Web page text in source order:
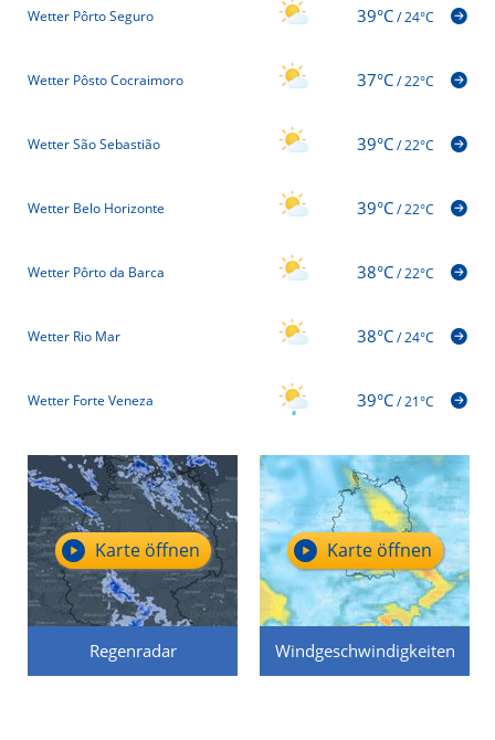
Wetter Pôrto Seguro 39°C/24°C
Wetter Pôsto Cocraimoro 37°C/22°C
Wetter São Sebastião 39°C/22°C
Wetter Belo Horizonte 39°C/22°C
Wetter Pôrto da Barca 38°C/22°C
Wetter Rio Mar 38°C/24°C
Wetter Forte Veneza 39°C/21°C
Regenradar
Karte öffnen
Windgeschwindigkeiten
Karte öffnen